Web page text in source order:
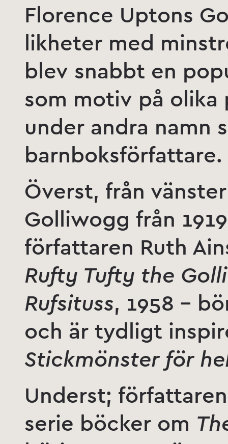
Florence Uptons
likheter med
blev snabbt en
som motiv på olika
under andra namn
barnboksförfattare.
Överst, från
Golliwogg från
författaren Ruth
Rufty Tufty the
Rufsituss, 1958 –
och är tydligt
Stickmönster för
Underst;
serie böcker om